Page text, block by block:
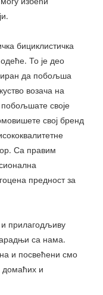
бициклистичка
То је део
да побољша
возача на
своје
свој бренд
Са правим
предност за
и прилагодљиву
са нама.
и посвећени смо
домаћих и